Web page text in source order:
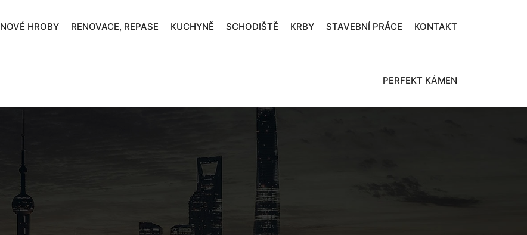
NOVÉ HROBY RENOVACE, REPASE KUCHYNĚ SCHODIŠTĚ KRBY STAVEBNÍ PRÁCE KONTAKT
PERFEKT KÁMEN